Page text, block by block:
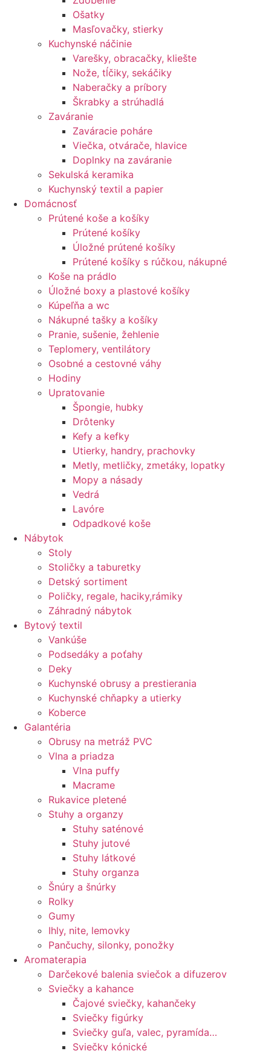
Ošatky
Masľovačky, stierky
Kuchynské náčinie
Varešky, obracačky, kliešte
Nože, tĺčiky, sekáčiky
Naberačky a príbory
Škrabky a strúhadlá
Zaváranie
Zaváracie poháre
Viečka, otvárače, hlavice
Doplnky na zaváranie
Sekulská keramika
Kuchynský textil a papier
Domácnosť
Prútené koše a košíky
Prútené košíky
Úložné prútené košíky
Prútené košíky s rúčkou, nákupné
Koše na prádlo
Úložné boxy a plastové košíky
Kúpeľňa a wc
Nákupné tašky a košíky
Pranie, sušenie, žehlenie
Teplomery, ventilátory
Osobné a cestovné váhy
Hodiny
Upratovanie
Špongie, hubky
Drôtenky
Kefy a kefky
Utierky, handry, prachovky
Metly, metličky, zmetáky, lopatky
Mopy a násady
Vedrá
Lavóre
Odpadkové koše
Nábytok
Stoly
Stoličky a taburetky
Detský sortiment
Poličky, regale, haciky,rámiky
Záhradný nábytok
Bytový textil
Vankúše
Podsedáky a poťahy
Deky
Kuchynské obrusy a prestierania
Kuchynské chňapky a utierky
Koberce
Galantéria
Obrusy na metráž PVC
Vlna a priadza
Vlna puffy
Macrame
Rukavice pletené
Stuhy a organzy
Stuhy saténové
Stuhy jutové
Stuhy látkové
Stuhy organza
Šnúry a šnúrky
Rolky
Gumy
Ihly, nite, lemovky
Pančuchy, silonky, ponožky
Aromaterapia
Darčekové balenia sviečok a difuzerov
Sviečky a kahance
Čajové sviečky, kahančeky
Sviečky figúrky
Sviečky guľa, valec, pyramída…
Sviečky kónické